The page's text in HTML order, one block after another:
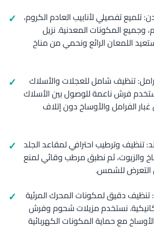
تلميع تفصيلي لأنابيب العادم الكروم،
وجميع المكونات المعدنية. نزيل
اللمعان الرائع ونحمي من مناخ
تنظيف شامل للعجلات والأسلاك
فرش ناعمة للوصول بين الأسلاك
غبار الفرامل والأوساخ دون إتلاف
تنظيف وترطيب احترافي لمقاعد الجلد
والزيوت، ثم نطبق مرطب وقائي لمنع
التعرض للشمس.
دقيق لمكونات المحرك المرئية
نستخدم مزيلات شحوم وفرش
مع حماية المكونات الكهربائية